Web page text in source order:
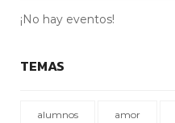
¡No hay eventos!
TEMAS
alumnos amor